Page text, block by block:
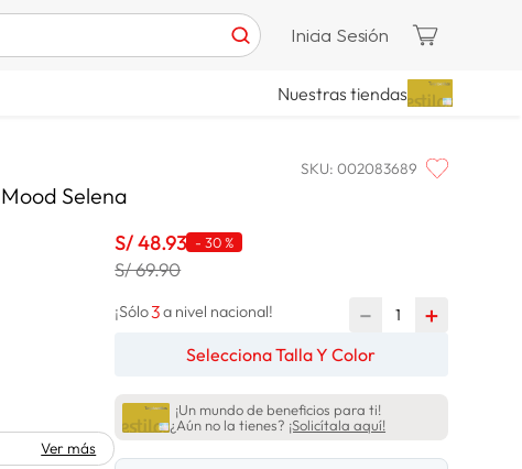
Inicia Sesión
Nuestras tiendas
SKU: 002083689
Selena
Ver más
S/48.93 -30 %
S/ 69.90
¡Sólo3a nivel nacional! ＋
－
Selecciona Talla Y Color
¡Un mundo de beneficios para ti!
¿Aún no la tienes? ¡Solicítala aquí!